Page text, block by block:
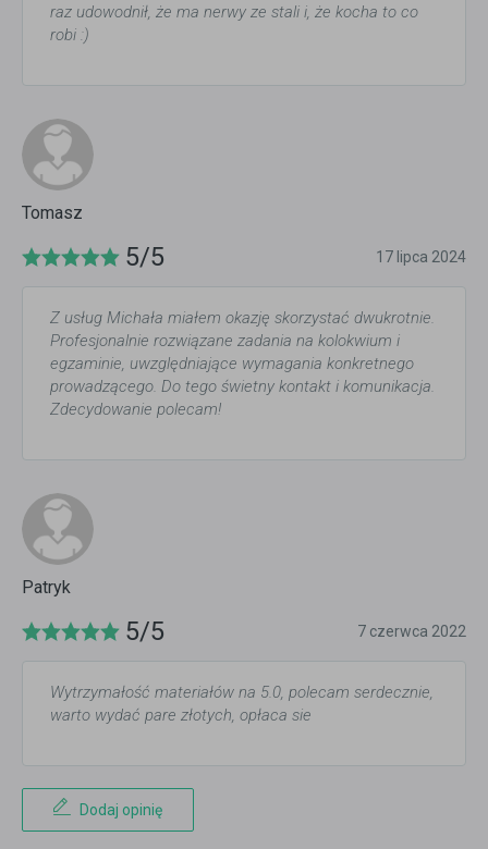
raz udowodnił, że ma nerwy ze stali i, że kocha to co
robi :)
Tomasz
5/5 17 lipca 2024
Z usług Michała miałem okazję skorzystać dwukrotnie.
Profesjonalnie rozwiązane zadania na kolokwium i
egzaminie, uwzględniające wymagania konkretnego
prowadzącego. Do tego świetny kontakt i komunikacja.
Zdecydowanie polecam!
Patryk
5/5 7 czerwca 2022
Wytrzymałość materiałów na 5.0, polecam serdecznie,
warto wydać pare złotych, opłaca sie
Dodaj opinię